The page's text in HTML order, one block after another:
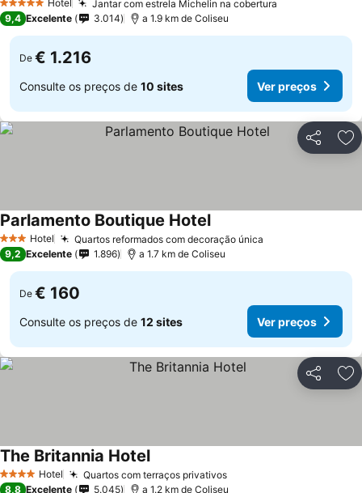
5 Estrelas Hotel Jantar com estrela Michelin na cobertura
9,4 Excelente 3.014 a 1.9 km de Coliseu
De € 1.216
Consulte os preços de 10 sites Ver preços
Partilhar
3 EstrelasHotel Quartos reformados com decoração única
Parlamento Boutique Hotel
9,2 Excelente 1.896 a 1.7 km de Coliseu
De € 160
Consulte os preços de 12 sites Ver preços
Partilhar
4 EstrelasHotel Quartos com terraços privativos
The Britannia Hotel
8,8 Excelente 5.045 a 1.2 km de Coliseu